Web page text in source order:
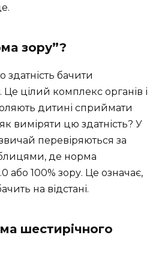
зору”?
здатність бачити
Це цілий комплекс органів і
дитині сприймати
виміряти цю здатність? У
перевіряються за
де норма
або 100% зору. Це означає,
на відстані.
шестирічного